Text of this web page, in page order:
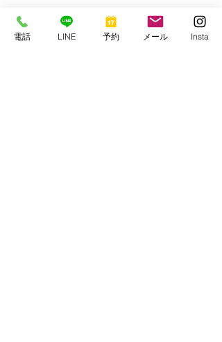
ではまた！！
電話 LINE 予約 メール Insta